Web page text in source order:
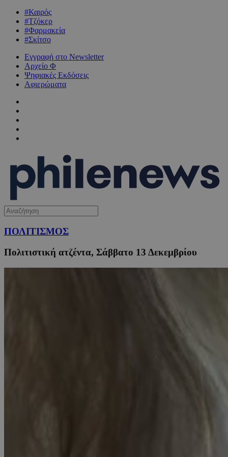
#Καιρός
#Τζόκερ
#Φαρμακεία
#Σκίτσο
Εγγραφή στο Newsletter
Αρχείο Φ
Ψηφιακές Εκδόσεις
Αφιερώματα
ΠΟΛΙΤΙΣΜΟΣ
Πολιτιστική ατζέντα, Σάββατο 13 Δεκεμβρίου